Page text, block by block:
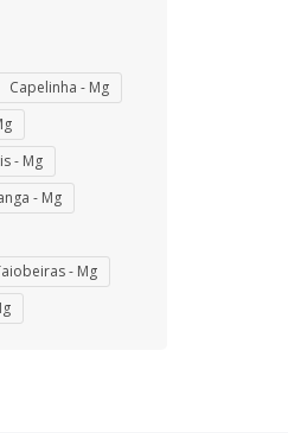
Capelinha - Mg
- Mg
- Mg
- Mg